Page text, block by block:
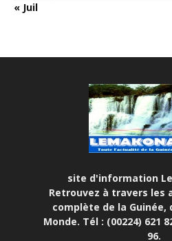
« Juil
site d'information
Retrouvez à travers
complète de la
Monde. Tél : (00224) 621
96.